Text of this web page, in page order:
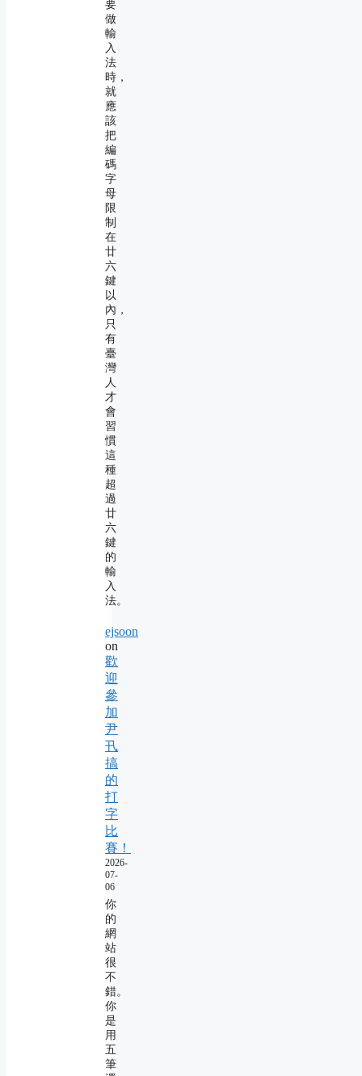
要
做
輸
入
法
時，
就
應
該
把
編
碼
字
母
限
制
在
廿
六
鍵
以
內，
只
有
臺
灣
人
才
會
習
慣
這
種
超
過
廿
六
鍵
的
輸
入
法。
ejsoon
on
歡
迎
參
加
尹
卂
搞
的
打
字
比
賽！
2026-
07-
06
你
的
網
站
很
不
錯。
你
是
用
五
筆